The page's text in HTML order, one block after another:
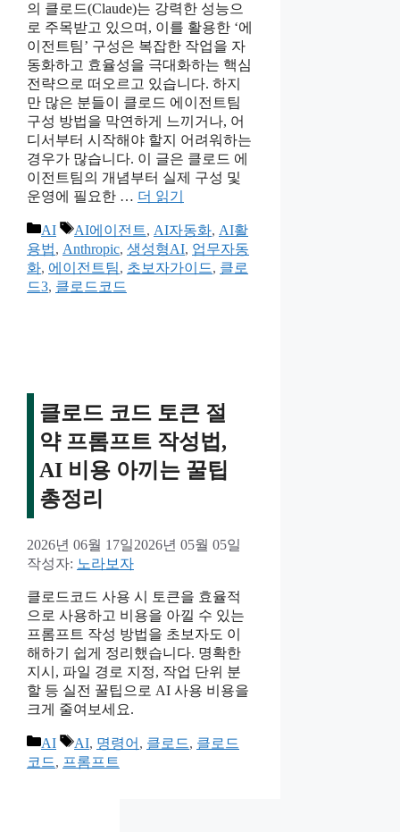
의 클로드(Claude)는 강력한 성능으
로 주목받고 있으며, 이를 활용한 ‘에
이전트팀’ 구성은 복잡한 작업을 자
동화하고 효율성을 극대화하는 핵심
전략으로 떠오르고 있습니다. 하지
만 많은 분들이 클로드 에이전트팀
구성 방법을 막연하게 느끼거나, 어
디서부터 시작해야 할지 어려워하는
경우가 많습니다. 이 글은 클로드 에
이전트팀의 개념부터 실제 구성 및
운영에 필요한 … 더 읽기
카
테
고
리
AI
태
그
AI에이전트, AI자동화, AI활
용법, Anthropic, 생성형AI, 업무자동
화, 에이전트팀, 초보자가이드, 클로
드3, 클로드코드
클로드 코드 토큰 절
약 프롬프트 작성법,
AI 비용 아끼는 꿀팁
총정리
2026년 06월 17일2026년 05월 05일
작성자: 노라보자
클로드코드 사용 시 토큰을 효율적
으로 사용하고 비용을 아낄 수 있는
프롬프트 작성 방법을 초보자도 이
해하기 쉽게 정리했습니다. 명확한
지시, 파일 경로 지정, 작업 단위 분
할 등 실전 꿀팁으로 AI 사용 비용을
크게 줄여보세요.
카
테
AI
태
그
AI, 명령어 , 클로드, 클로드
코드, 프롬프트